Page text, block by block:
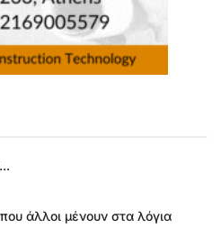
άλλοι μένουν στα λόγια